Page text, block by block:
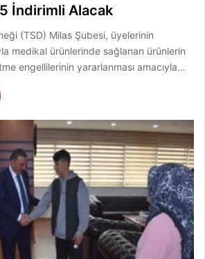
İndirimli Alacak
(TSD) Milas Şubesi, üyelerinin
medikal ürünlerinde sağlanan ürünlerin
engellilerinin yararlanması amacıyla…